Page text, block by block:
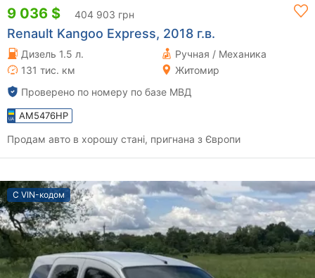
9 036 $ 404 903 грн
Renault Kangoo Express, 2018 г.в.
Дизель 1.5 л.
Ручная / Механика
131 тис. км
Житомир
Проверено по номеру по базе МВД
AM5476HP
Продам авто в хорошу стані, пригнана з Європи
С VIN-кодом